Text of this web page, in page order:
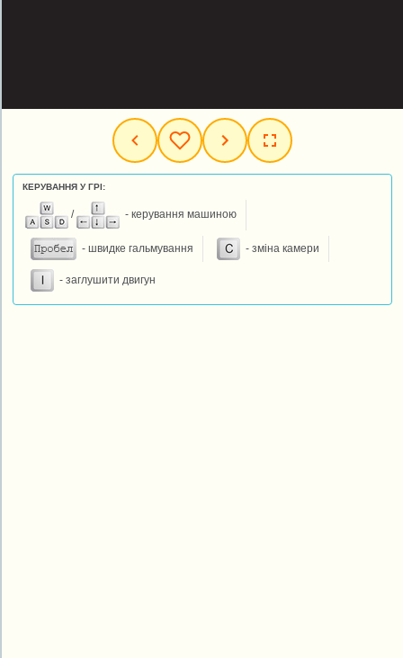
КЕРУВАННЯ У ГРІ:
/ - керування машиною
- швидке гальмування - зміна камери
- заглушити двигун